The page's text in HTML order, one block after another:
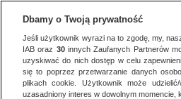
Dbamy o Twoją prywatność
Jeśli użytkownik wyrazi na to zgodę, my,
IAB oraz 30innych Zaufanych Partnerów
uzyskiwać do nich dostęp w celu
się to poprzez przetwarzanie danych
plikach cookie. Użytkownik może
uzasadniony interes w dowolnym momencie,